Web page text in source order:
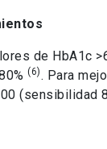
de HbA1c
(6) . Para
(sensibilidad